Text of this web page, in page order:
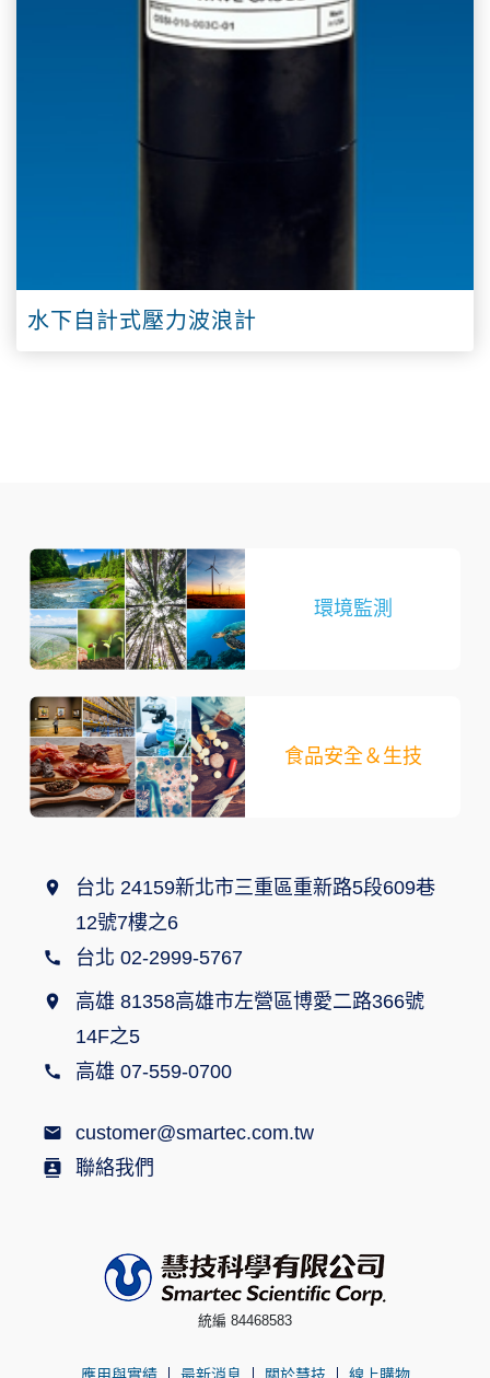
水下自計式壓力波浪計
環境監測
食品安全＆生技
台北 24159新北市三重區重新路5段609巷
12號7樓之6
台北 02-2999-5767
高雄 81358高雄市左營區博愛二路366號
14F之5
高雄 07-559-0700
customer@smartec.com.tw
聯絡我們
統編 84468583